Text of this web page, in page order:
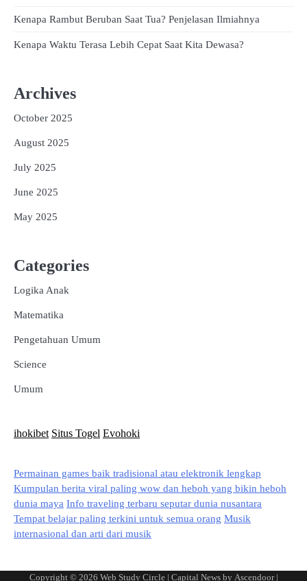
Kenapa Rambut Beruban Saat Tua? Penjelasan Ilmiahnya
Kenapa Waktu Terasa Lebih Cepat Saat Kita Dewasa?
Archives
October 2025
August 2025
July 2025
June 2025
May 2025
Categories
Logika Anak
Matematika
Pengetahuan Umum
Science
Umum
ihokibet Situs Togel Evohoki
Permainan games baik tradisional atau elektronik lengkap
Kumpulan berita viral paling wow dan heboh yang bikin heboh
dunia maya Info traveling terbaru seputar dunia nusantara
Tempat belajar paling terkini untuk semua orang Musik
internasional dan arti dari musik
Copyright © 2026 Web Study Circle| Capital News by Ascendoor|